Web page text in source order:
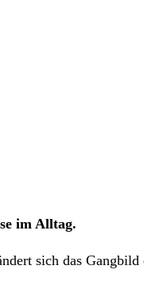
im Alltag.
sich das